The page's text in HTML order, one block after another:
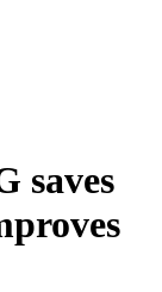
saves